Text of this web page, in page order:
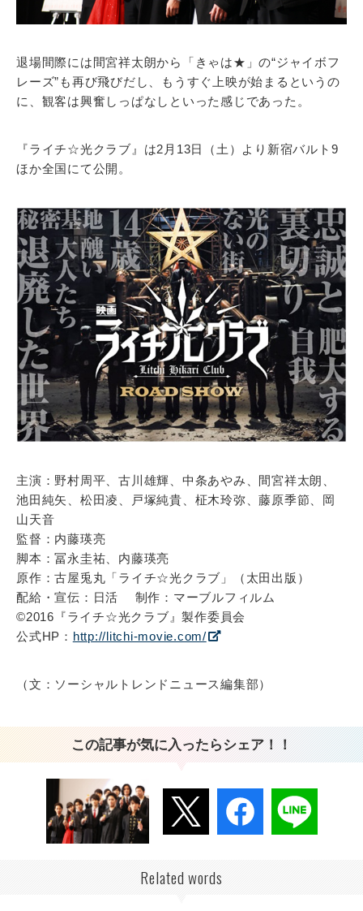
退場間際には間宮祥太朗から「きゃは★」の“ジャイボフ
レーズ”も再び飛びだし、もうすぐ上映が始まるというの
に、観客は興奮しっぱなしといった感じであった。
『ライチ☆光クラブ』は2月13日（土）より新宿バルト9
ほか全国にて公開。
主演：野村周平、古川雄輝、中条あやみ、間宮祥太朗、
池田純矢、松田凌、戸塚純貴、柾木玲弥、藤原季節、岡
山天音
監督：内藤瑛亮
脚本：冨永圭祐、内藤瑛亮
原作：古屋兎丸「ライチ☆光クラブ」（太田出版）
配給・宣伝：日活 制作：マーブルフィルム
©2016『ライチ☆光クラブ』製作委員会
公式HP： http://litchi-movie.com/
（文：ソーシャルトレンドニュース編集部）
この記事が気に入ったらシェア！！
Related words